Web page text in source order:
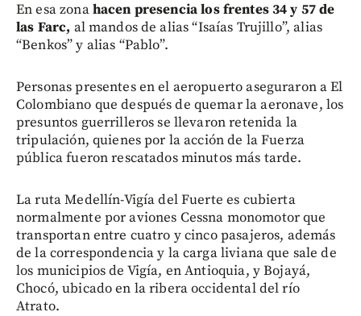
En esa zonahacen presencia los frentes 34 y 57 de
las Farc, al mandos de alias “Isaías Trujillo”, alias
“Benkos” y alias “Pablo”.
Personas presentes en el aeropuerto aseguraron a El
Colombiano que después de quemar la aeronave, los
presuntos guerrilleros se llevaron retenida la
tripulación, quienes por la acción de la Fuerza
pública fueron rescatados minutos más tarde.
La ruta Medellín-Vigía del Fuerte es cubierta
normalmente por aviones Cessna monomotor que
transportan entre cuatro y cinco pasajeros, además
de la correspondencia y la carga liviana que sale de
los municipios de Vigía, en Antioquia, y Bojayá,
Chocó, ubicado en la ribera occidental del río
Atrato.